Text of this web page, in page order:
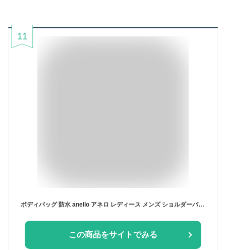
11
ボディバッグ 防水 anello アネロ レディース メンズ ショルダーバッグ 斜めがけバッグ クロスボディ 大きめ A5 収納 肩掛け ブランド 大容量 かっこいい アウトドア 撥水 止水ファスナー ペットボトル 入る ポケット 多い おしゃれ シンプル グレー ネイビー 紺 黒 ブラック
この商品をサイトでみる